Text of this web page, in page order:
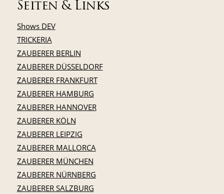
Seiten & Links
Shows DEV
TRICKERIA
ZAUBERER BERLIN
ZAUBERER DÜSSELDORF
ZAUBERER FRANKFURT
ZAUBERER HAMBURG
ZAUBERER HANNOVER
ZAUBERER KÖLN
ZAUBERER LEIPZIG
ZAUBERER MALLORCA
ZAUBERER MÜNCHEN
ZAUBERER NÜRNBERG
ZAUBERER SALZBURG